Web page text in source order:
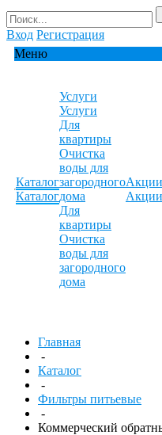
Вход Регистрация
Меню
Каталог
Каталог
Услуги
Услуги
Для
квартиры
Очистка
воды для
загородного
дома
Для
квартиры
Очистка
воды для
загородного
дома
Акции
Акции
Главная
-
Каталог
-
Фильтры питьевые
-
Коммерческий